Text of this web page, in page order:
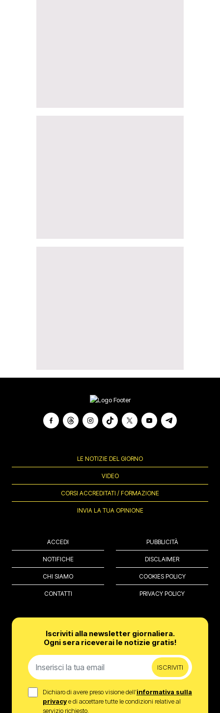
LE NOTIZIE DEL GIORNO
VIDEO
CORSI ACCREDITATI / FORMAZIONE
INVIA LA TUA OPINIONE
ACCEDI
NOTIFICHE
CHI SIAMO
CONTATTI
PUBBLICITÀ
DISCLAIMER
COOKIES POLICY
PRIVACY POLICY
Iscriviti alla newsletter giornaliera.
Ogni sera riceverai le notizie gratis!
ISCRIVITI
Dichiaro di avere preso visione dell’informativa sulla
privacye di accettare tutte le condizioni relative al
servizio richiesto.